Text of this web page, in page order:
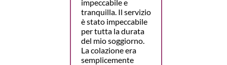
impeccabile e
tranquilla. Il servizio
è stato impeccabile
per tutta la durata
del mio soggiorno.
La colazione era
semplicemente